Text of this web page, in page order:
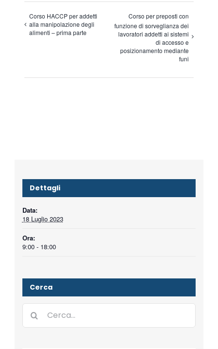
Corso HACCP per addetti
alla manipolazione degli
alimenti – prima parte
Corso per preposti con
funzione di sorveglianza dei
lavoratori addetti ai sistemi
di accesso e
posizionamento mediante
funi
Dettagli
Data:
18 Luglio 2023
Ora:
9:00 - 18:00
Cerca
Cerca
per: